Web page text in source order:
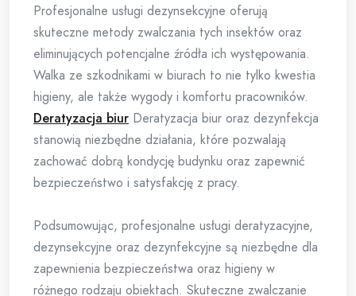
Profesjonalne usługi dezynsekcyjne oferują
skuteczne metody zwalczania tych insektów oraz
eliminujących potencjalne źródła ich występowania.
Walka ze szkodnikami w biurach to nie tylko kwestia
higieny, ale także wygody i komfortu pracowników.
Deratyzacja biur Deratyzacja biur oraz dezynfekcja
stanowią niezbędne działania, które pozwalają
zachować dobrą kondycję budynku oraz zapewnić
bezpieczeństwo i satysfakcję z pracy.
Podsumowując, profesjonalne usługi deratyzacyjne,
dezynsekcyjne oraz dezynfekcyjne są niezbędne dla
zapewnienia bezpieczeństwa oraz higieny w
różnego rodzaju obiektach. Skuteczne zwalczanie